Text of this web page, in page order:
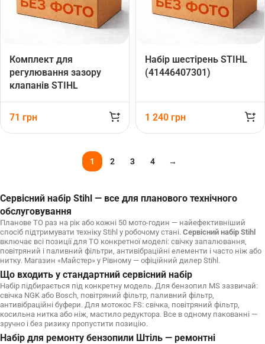
Комплект для
регулювання зазору
клапанів STIHL
71 грн
Набір шестірень STIHL
(41446407301)
1 240 грн
1 2 3 4 →
Сервісний набір Stihl — все для планового технічного
обслуговування
Планове ТО раз на рік або кожні 50 мото-годин — найефективніший
спосіб підтримувати техніку Stihl у робочому стані. Сервісний набір Stihl
включає всі позиції для ТО конкретної моделі: свічку запалювання,
повітряний і паливний фільтри, антивібраційні елементи і часто ніж або
нитку. Магазин «Майстер» у Рівному — офіційний дилер Stihl.
Що входить у стандартний сервісний набір
Набір підбирається під конкретну модель. Для бензопил MS зазвичай:
свічка NGK або Bosch, повітряний фільтр, паливний фільтр,
антивібраційні буфери. Для мотокос FS: свічка, повітряний фільтр,
косильна нитка або ніж, мастило редуктора. Все в одному пакованні —
зручно і без ризику пропустити позицію.
Набір для ремонту бензопили Штіль — ремонтні